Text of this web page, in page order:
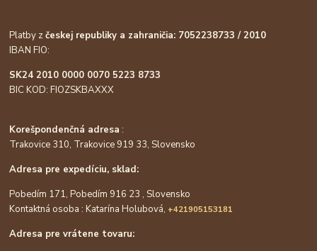
Platby zčeskej republiky a zahraničia: 7052238733 / 2010
IBAN FIO:
SK24 2010 0000 0070 5223 8733
BIC KOD: FIOZSKBAXXX
Korešpondenčná adresa :
Trakovice 310, Trakovice 919 33, Slovensko
Adresa pre expedíciu, sklad:
Pobedím 171, Pobedím 916 23 , Slovensko
Kontaktná osoba : Katarína Holubová, +421905153181
Adresa pre vrátene tovaru: